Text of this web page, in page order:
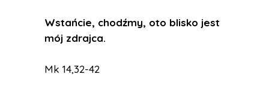
Wstańcie, chodźmy, oto blisko jest
mój zdrajca.
Mk 14,32-42